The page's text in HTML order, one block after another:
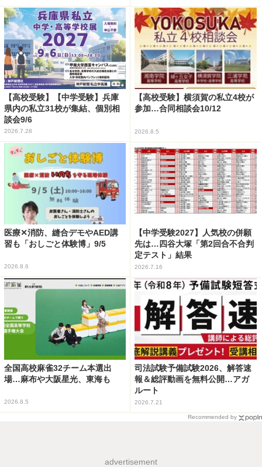
【高校受験】【中学受験】兵庫
県内の私立31校が集結、個別相
談会9/6
2026.7.28
【高校受験】横須賀の私立4校が
参加…合同相談会10/12
2026.8.5
医療✕消防、縫合デモやAED講
習も「おしごと体験博」9/5
2026.8.6
【中学受験2027】人気校の併願
先は…四谷大塚「第2回合不合判
定テスト」結果
2026.7.16
全国高校麻雀32チーム本選出
場…麻布や大阪星光、東海も
2026.8.5
司法試験予備試験2026、解答速
報＆総評動画を無料公開…アガ
ルート
2026.7.21
Recommended by
advertisement